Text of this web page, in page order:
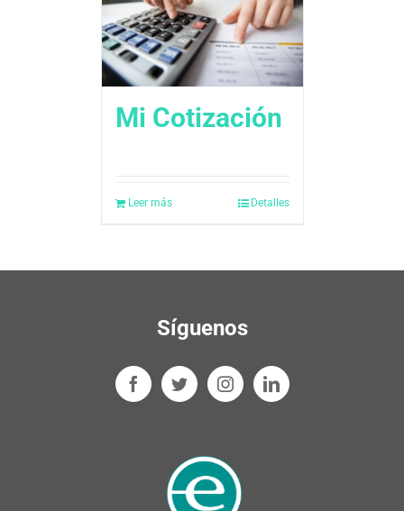
Mi Cotización
Leer más Detalles
Síguenos